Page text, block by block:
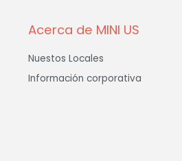
Acerca de MINI US
Nuestos Locales
Información corporativa